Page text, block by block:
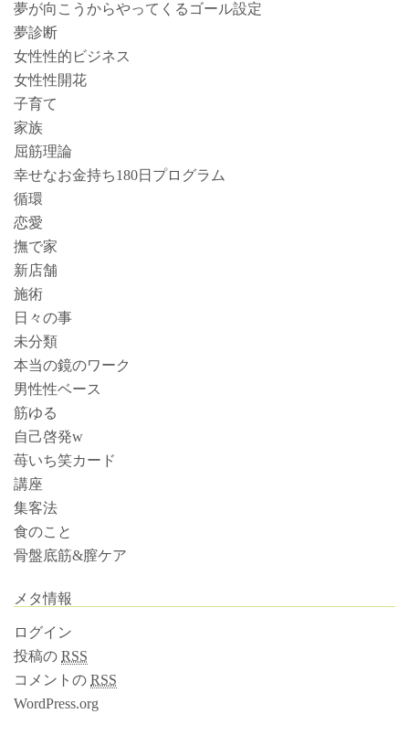
夢が向こうからやってくるゴール設定
夢診断
女性性的ビジネス
女性性開花
子育て
家族
屈筋理論
幸せなお金持ち180日プログラム
循環
恋愛
撫で家
新店舗
施術
日々の事
未分類
本当の鏡のワーク
男性性ベース
筋ゆる
自己啓発w
苺いち笑カード
講座
集客法
食のこと
骨盤底筋&膣ケア
メタ情報
ログイン
投稿の RSS
コメントの RSS
WordPress.org